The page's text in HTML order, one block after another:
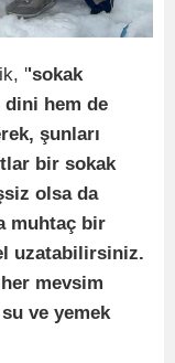
''sokak
dini hem de
şunları
bir sokak
olsa da
muhtaç bir
uzatabilirsiniz.
mevsim
ve yemek